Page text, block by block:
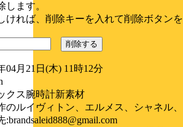
します。
ければ、削除キーを入れて削除ボタン
削除する
04月21日(木) 11時12分
クス腕時計新素材
のルイヴィトン、エルメス、シャネル
:brandsaleid888@gmail.com